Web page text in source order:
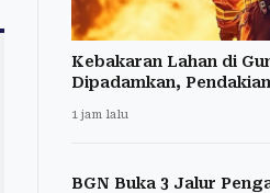
Kebakaran Lahan di
Dipadamkan,
1 jam lalu
BGN Buka 3 Jalur